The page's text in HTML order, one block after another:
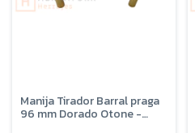
Manija Tirador Barral praga
96 mm Dorado Otone -